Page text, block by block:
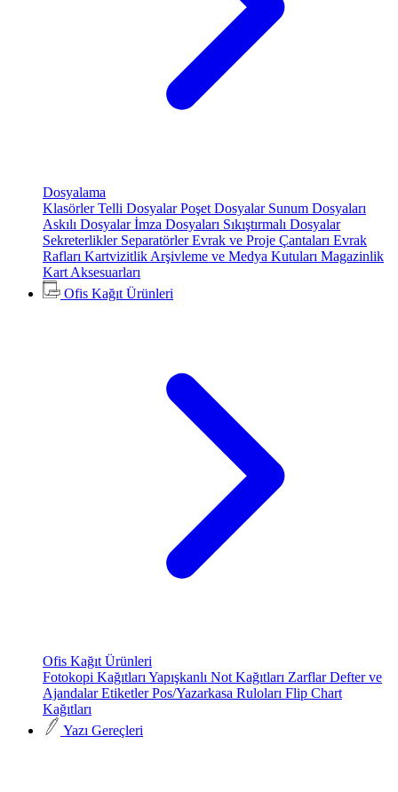
Dosyalama
KlasörlerTelli DosyalarPoşet Dosyalar Sunum Dosyaları
Askılı Dosyalarİmza Dosyaları Sıkıştırmalı Dosyalar
Sekreterlikler SeparatörlerEvrak ve Proje Çantaları Evrak
Rafları Kartvizitlik Arşivleme ve Medya Kutuları Magazinlik
Kart Aksesuarları
Ofis Kağıt Ürünleri
Ofis Kağıt Ürünleri
Fotokopi Kağıtları Yapışkanlı Not Kağıtları ZarflarDefter ve
AjandalarEtiketlerPos/Yazarkasa Ruloları Flip Chart
Kağıtları
Yazı Gereçleri